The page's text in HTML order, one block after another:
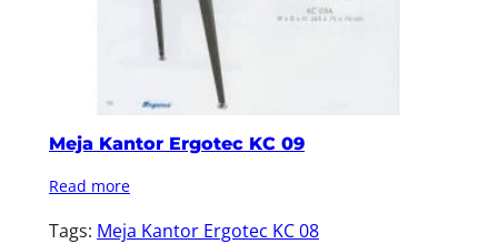
Meja Kantor Ergotec KC 09
Read more
Tags: Meja Kantor Ergotec KC 08